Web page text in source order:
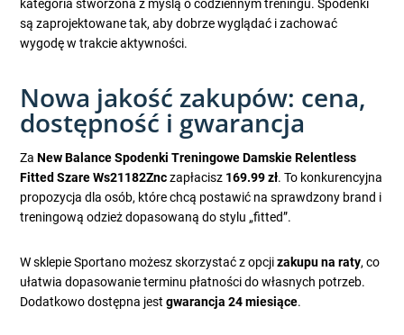
kategoria stworzona z myślą o codziennym treningu. Spodenki
są zaprojektowane tak, aby dobrze wyglądać i zachować
wygodę w trakcie aktywności.
Nowa jakość zakupów: cena,
dostępność i gwarancja
ZaNew Balance Spodenki Treningowe Damskie Relentless
Fitted Szare Ws21182Znczapłacisz 169.99 zł. To konkurencyjna
propozycja dla osób, które chcą postawić na sprawdzony brand i
treningową odzież dopasowaną do stylu „fitted”.
W sklepie Sportano możesz skorzystać z opcjizakupu na raty, co
ułatwia dopasowanie terminu płatności do własnych potrzeb.
Dodatkowo dostępna jestgwarancja 24 miesiące.